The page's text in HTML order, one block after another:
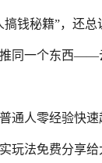
钱秘籍”，还
同一个东西
通人零经验快
玩法免费分享给